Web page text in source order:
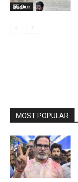
இந்தியா
MOST POPULAR